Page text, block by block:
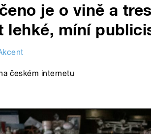
je o vině a
lehké, míní
českém internetu